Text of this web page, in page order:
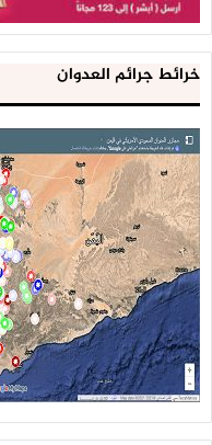
خرائط جرائم العدوان